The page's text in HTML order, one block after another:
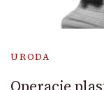
URODA